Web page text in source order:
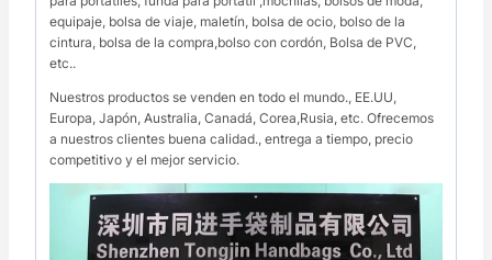
equipaje, bolsa de viaje, maletín, bolsa de ocio, bolso de la
cintura, bolsa de la compra,bolso con cordón, Bolsa de PVC,
etc..
Nuestros productos se venden en todo el mundo., EE.UU,
Europa, Japón, Australia, Canadá, Corea,Rusia, etc. Ofrecemos
a nuestros clientes buena calidad., entrega a tiempo, precio
competitivo y el mejor servicio.